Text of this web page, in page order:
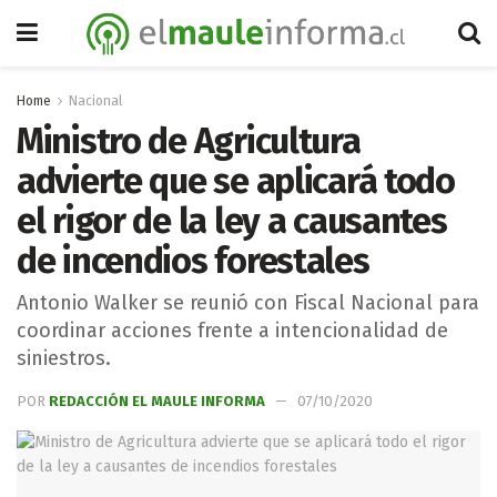
Home Nacional
Ministro de Agricultura
advierte que se aplicará todo
el rigor de la ley a causantes
de incendios forestales
Antonio Walker se reunió con Fiscal Nacional para
coordinar acciones frente a intencionalidad de
siniestros.
POR REDACCIÓN EL MAULE INFORMA 07/10/2020